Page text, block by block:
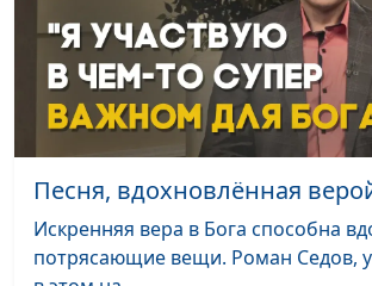
Благословения на
службе в армии
Андрей
Исцеление от рака Андрей
сердца
Андрей
Бог отвел беду Андрей
Песня, вдохновлённая
Искренняя вера в Бога способна
потрясающие вещи. Роман Седов,